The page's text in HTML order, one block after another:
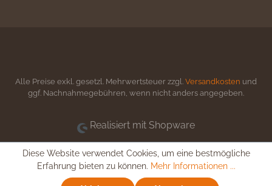
Alle Preise exkl. gesetzl. Mehrwertsteuer zzgl. Versandkosten und
ggf. Nachnahmegebühren, wenn nicht anders angegeben.
Realisiert mit Shopware
Diese Website verwendet Cookies, um eine bestmögliche
Erfahrung bieten zu können. Mehr Informationen ...